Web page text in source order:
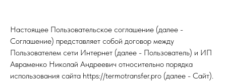
Настоящее Пользовательское соглашение (далее -
Соглашение) представляет собой договор между
Пользователем сети Интернет (далее - Пользователь) и ИП
Авраменко Николай Андреевич относительно порядка
использования сайта https://termotransfer.pro (далее - Сайт).